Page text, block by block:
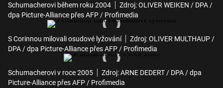
Schumacherovi během roku 2004
Zdroj: OLIVER WEIKEN / DPA /
dpa Picture-Alliance přes AFP / Profimedia
S Corinnou milovali osudové lyžování
Zdroj: OLIVER MULTHAUP /
DPA / dpa Picture-Alliance přes AFP / Profimedia
Schumacherovi v roce 2005
Zdroj: ARNE DEDERT / DPA / dpa
Picture-Alliance přes AFP / Profimedia